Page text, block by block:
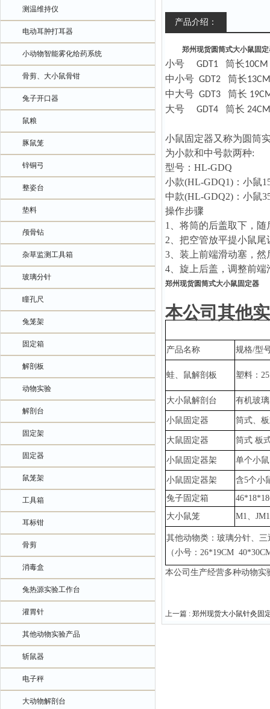
测温维持仪
电动耳肿打耳器
小动物智能雾化给药系统
骨剪、大小鼠骨钳
兔子开口器
鼠粮
豚鼠笼
锌铜弓
整姿台
垫料
颅骨钻
杂草监测工具箱
玻璃分针
瞳孔尺
兔笼架
固定箱
解剖板
动物实验
解剖台
固定架
固定器
鼠笼架
工具箱
耳标钳
骨剪
消毒盒
兔热源实验工作台
灌胃针
其他动物实验产品
斩鼠器
电子秤
大动物解剖台
产品介绍：
郑州现货圆筒式大小鼠固
小号 GDT1 筒长
中小号 GDT2 筒长
中大号 GDT3 筒长
大号 GDT4 筒长
小鼠固定器又称为圆筒
为小款和中号款两种:
型号： HL-GDQ
小款(HL-GDQ1) ：小鼠
中款(HL-GDQ2) ： 小鼠
操作步骤
1、 将筒的后盖取下，随
2、 把空管放平提小鼠尾
3、 装上前端滑动塞，
4、 旋上后盖，调整前端
郑州现货圆筒式大小鼠固定器
本公司其他
产品名称 规格/型
蛙、鼠解剖板 塑料：
大小鼠解剖台 有机玻
小鼠固定器 筒式、
大鼠固定器 筒式 板
小鼠固定器架 单个小
小鼠固定器架 含5个小
兔子固定箱
大小鼠笼
M1、
其他动物类：玻璃分针、
（小号： 26*19CM
本公司生产经营多种动物
上一篇 : 郑州现货大小鼠针灸固